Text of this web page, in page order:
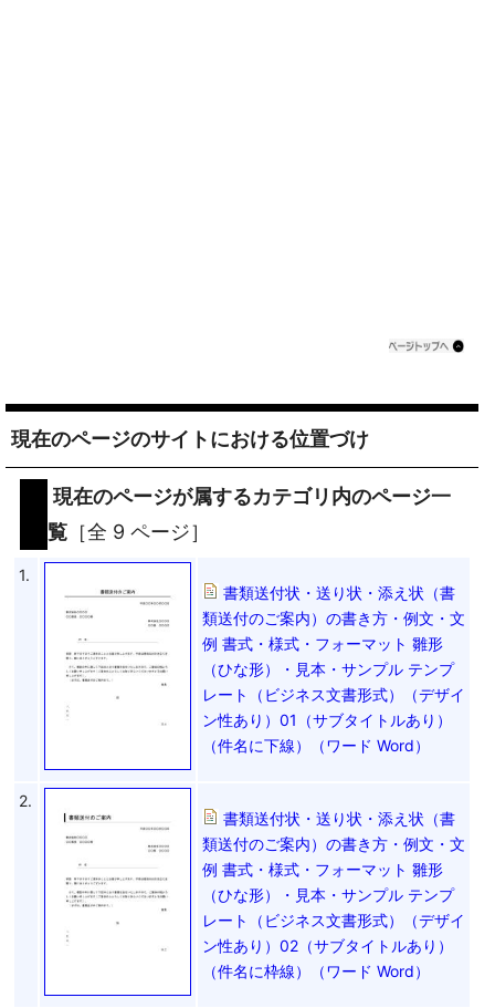
現在のページのサイトにおける位置づけ
現在のページが属するカテゴリ内のページ一
覧 ［全 9 ページ］
1.
書類送付状・送り状・添え状（書
類送付のご案内）の書き方・例文・文
例 書式・様式・フォーマット 雛形
（ひな形）・見本・サンプル テンプ
レート（ビジネス文書形式）（デザイ
ン性あり）01（サブタイトルあり）
（件名に下線）（ワード Word）
2.
書類送付状・送り状・添え状（書
類送付のご案内）の書き方・例文・文
例 書式・様式・フォーマット 雛形
（ひな形）・見本・サンプル テンプ
レート（ビジネス文書形式）（デザイ
ン性あり）02（サブタイトルあり）
（件名に枠線）（ワード Word）